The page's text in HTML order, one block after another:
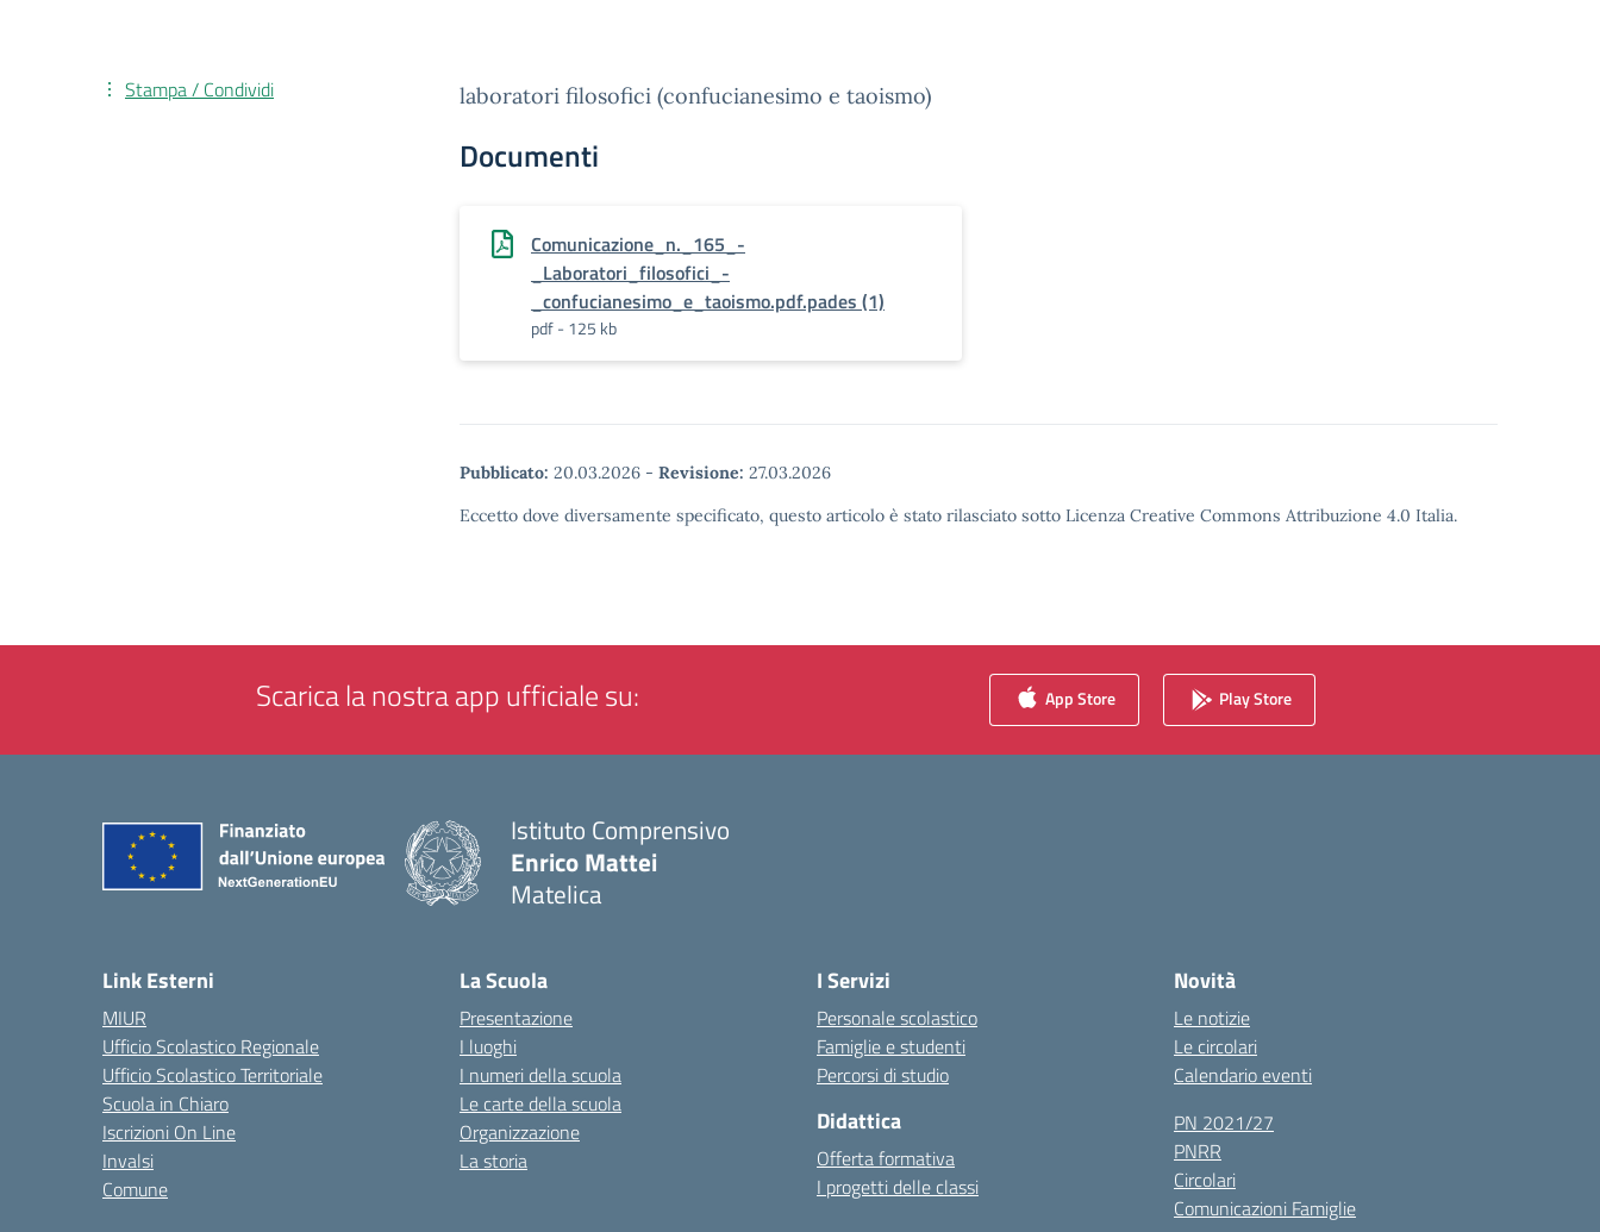
laboratori filosofici (confucianesimo e taoismo)
Documenti
Comunicazione_n._165_-
_Laboratori_filosofici_-
_confucianesimo_e_taoismo.pdf.pades (1)
pdf - 125 kb
Pubblicato: 20.03.2026 - Revisione: 27.03.2026
Eccetto dove diversamente specificato, questo articolo è stato rilasciato sotto Licenza Creative Commons Attribuzione 4.0 Italia.
Stampa / Condividi
Scarica la nostra app ufficiale su: App Store Play Store
Istituto Comprensivo
Enrico Mattei
Matelica
Link Esterni
MIUR
Ufficio Scolastico Regionale
Ufficio Scolastico Territoriale
Scuola in Chiaro
Iscrizioni On Line
Invalsi
Comune
La Scuola
Presentazione
I luoghi
I numeri della scuola
Le carte della scuola
Organizzazione
La storia
I Servizi
Personale scolastico
Famiglie e studenti
Percorsi di studio
Didattica
Offerta formativa
I progetti delle classi
Novità
Le notizie
Le circolari
Calendario eventi
PN 2021/27
PNRR
Circolari
Comunicazioni Famiglie